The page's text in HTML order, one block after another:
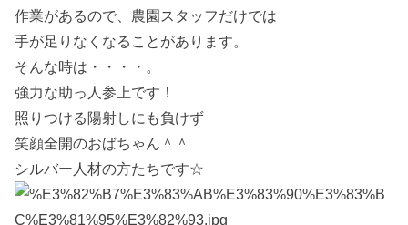
作業があるので、農園スタッフだけでは
手が足りなくなることがあります。
そんな時は・・・・。
強力な助っ人参上です！
照りつける陽射しにも負けず
笑顔全開のおばちゃん＾＾
シルバー人材の方たちです☆